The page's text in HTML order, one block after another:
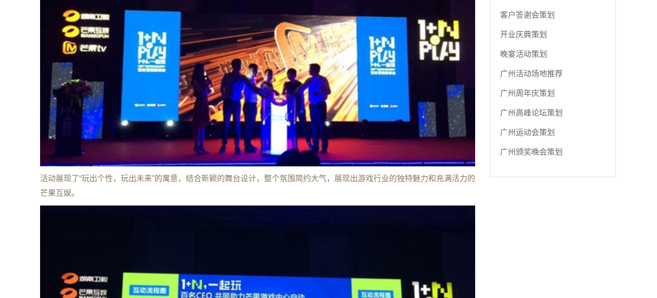
活动展现了“玩出个性，玩出未来”的寓意，结合新颖的舞台设计，整个氛围简约大气，展现出游戏行业的独特魅力和充满活力的
芒果互娱。
客户答谢会策划
开业庆典策划
晚宴活动策划
广州活动场地推荐
广州周年庆策划
广州高峰论坛策划
广州运动会策划
广州颁奖晚会策划